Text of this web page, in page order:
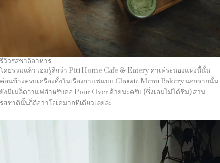
รีวิวรสชาติอาหาร
โดยรวมแล้ว เอมรู้สึกว่า Piti Home Cafe & Eatery คาเฟ่ระนองแห่งนี้นั้น
ค่อนข้างครบเครื่องทั้งในเรื่องกาแฟแบบ Classic Menu Bakery นอกจากนั้น
ยังมีเมล็ดกาแฟสำหรับคอ Pour Over ด้วยนะครับ (ซึ่งเอมไม่ได้ชิม) ส่วน
รสชาตินั้นก็ถือว่าโอเคมากทีเดียวเลยล่ะ